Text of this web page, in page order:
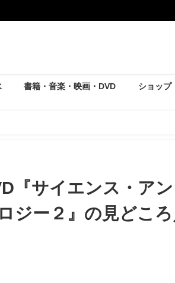
書籍・音楽・映画・DVD ショップ
『サイエンス・アン
ジー２』の見どこ